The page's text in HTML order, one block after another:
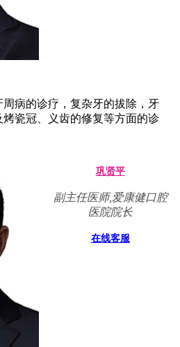
病的诊疗，复杂牙的拔除，牙
瓷冠、义齿的修复等方面的诊
巩贤平
副主任医师,爱康健口腔
医院院长
在线客服